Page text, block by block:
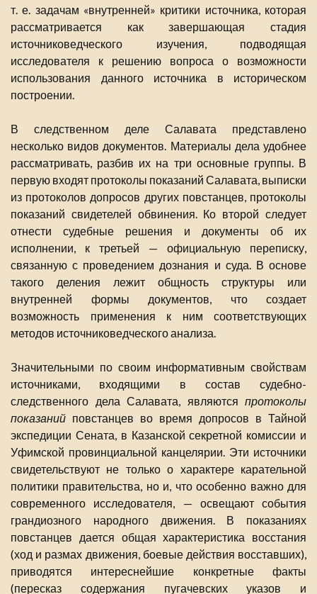
т. е. задачам «внутренней» критики источника, которая
рассматривается как завершающая стадия
источниковедческого изучения, подводящая
исследователя к решению вопроса о возможности
использования данного источника в историческом
построении.
В следственном деле Салавата представлено
несколько видов документов. Материалы дела удобнее
рассматривать, разбив их на три основные группы. В
первую входят протоколы показаний Салавата, выписки
из протоколов допросов других повстанцев, протоколы
показаний свидетелей обвинения. Ко второй следует
отнести судебные решения и документы об их
исполнении, к третьей — официальную переписку,
связанную с проведением дознания и суда. В основе
такого деления лежит общность структуры или
внутренней формы документов, что создает
возможность применения к ним соответствующих
методов источниковедческого анализа.
Значительными по своим информативным свойствам
источниками, входящими в состав судебно-
следственного дела Салавата, являются протоколы
показаний повстанцев во время допросов в Тайной
экспедиции Сената, в Казанской секретной комиссии и
Уфимской провинциальной канцелярии. Эти источники
свидетельствуют не только о характере карательной
политики правительства, но и, что особенно важно для
современного исследователя, — освещают события
грандиозного народного движения. В показаниях
повстанцев дается общая характеристика восстания
(ход и размах движения, боевые действия восставших),
приводятся интереснейшие конкретные факты
(пересказ содержания пугачевских указов и